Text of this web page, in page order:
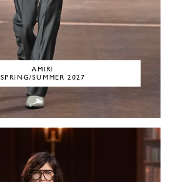
AMIRI
SPRING/SUMMER 2027